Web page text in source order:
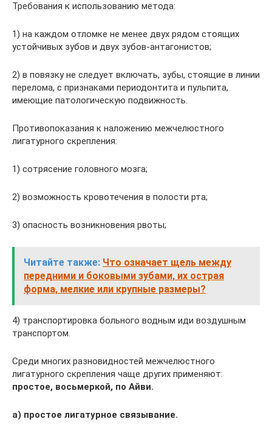
Требования к использованию метода:
1) на каждом отломке не менее двух рядом стоящих
устойчивых зубов и двух зубов-антагонистов;
2) в повязку не следует включать, зубы, стоящие в линии
перелома, с признаками периодонтита и пульпита,
имеющие патологическую подвижность.
Противопоказания к наложению межчелюстного
лигатурного скрепления:
1) сотрясение головного мозга;
2) возможность кровотечения в полости рта;
3) опасность возникновения рвоты;
Читайте также: Что означает щель между
передними и боковыми зубами, их острая
форма, мелкие или крупные размеры?
4) транспортировка больного водным иди воздушным
транспортом.
Среди многих разновидностей межчелюстного
лигатурного скрепления чаще других применяют:
простое, восьмеркой, по Айви.
а) простое лигатурное связывание.